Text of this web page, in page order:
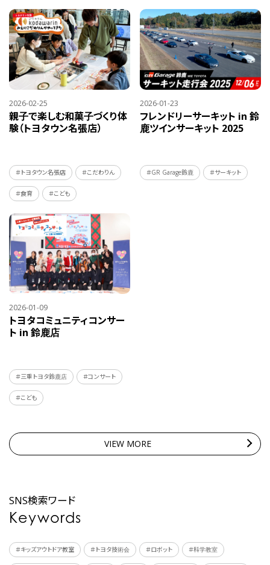
2026-02-25
親子で楽しむ和菓子づくり体
験（トヨタウン名張店）
＃トヨタウン名張店 ＃こだわりん
＃食育 ＃こども
2026-01-23
フレンドリーサーキット in 鈴
鹿ツインサーキット 2025
＃GR Garage鈴鹿 ＃サーキット
2026-01-09
トヨタコミュニティコンサー
ト in 鈴鹿店
＃三重トヨタ鈴鹿店 ＃コンサート
＃こども
VIEW MORE
SNS検索ワード
Keywords
＃キッズアウトドア教室 ＃トヨタ技術会 ＃ロボット ＃科学教室